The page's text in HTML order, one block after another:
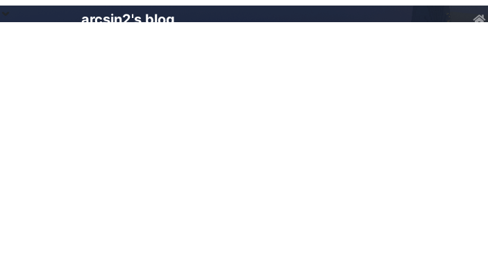
arcsin2's blog